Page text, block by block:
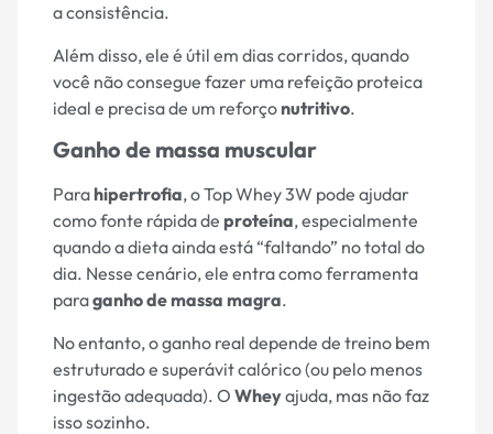
a consistência.
Além disso, ele é útil em dias corridos, quando
você não consegue fazer uma refeição proteica
ideal e precisa de um reforçonutritivo.
Ganho de massa muscular
Parahipertrofia, o Top Whey 3W pode ajudar
como fonte rápida de proteína, especialmente
quando a dieta ainda está “faltando” no total do
dia. Nesse cenário, ele entra como ferramenta
paraganho de massa magra.
No entanto, o ganho real depende de treino bem
estruturado e superávit calórico (ou pelo menos
ingestão adequada). O Wheyajuda, mas não faz
isso sozinho.